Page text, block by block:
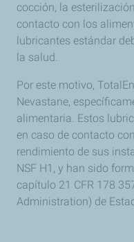
cocción, la
contacto con los
lubricantes estándar
la salud.
Por este motivo,
Nevastane,
alimentaria. Estos
en caso de contacto
rendimiento de sus
NSF H1, y han sido
capítulo 21 CFR 178
Administration) de